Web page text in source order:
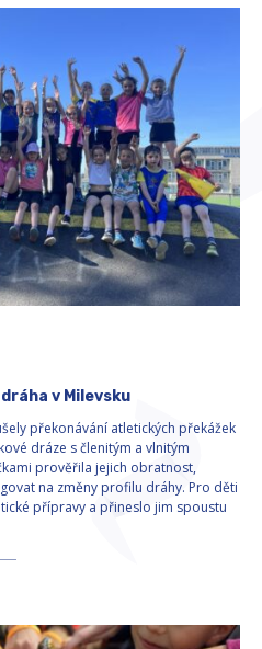
v Milevsku
překonávání atletických překážek
dráze s členitým a vlnitým
prověřila jejich obratnost,
na změny profilu dráhy. Pro děti
přípravy a přineslo jim spoustu